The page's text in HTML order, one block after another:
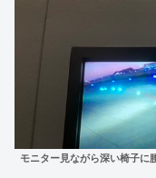
モニター見ながら深い椅子に